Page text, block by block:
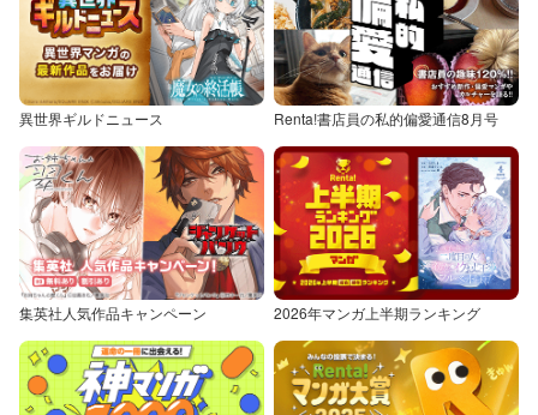
異世界ギルドニュース Renta!書店員の私的偏愛通信8月号
集英社人気作品キャンペーン 2026年マンガ上半期ランキング